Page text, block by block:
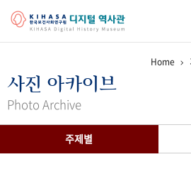
걸어온 길 기관 변천사
Home
사진 아카이브
Photo Archive
주제별